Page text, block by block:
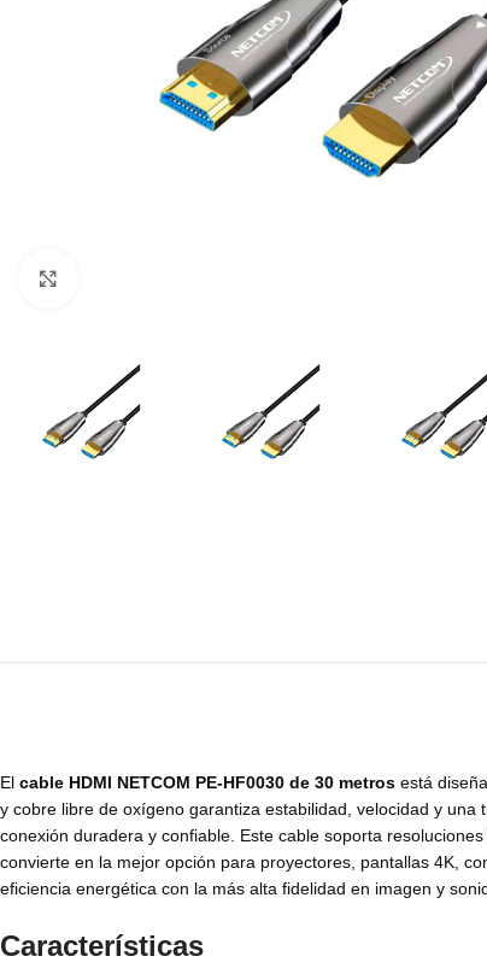
El cable HDMI NETCOM PE-HF0030 de 30 metros está
y cobre libre de oxígeno garantiza estabilidad, velocidad y
conexión duradera y confiable. Este cable soporta
convierte en la mejor opción para proyectores, pantallas 4K,
eficiencia energética con la más alta fidelidad en imagen y
Características